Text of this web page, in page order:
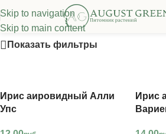
Skip to navigation
Skip to main content
Ирисы других групп
Показать фильтры
Ирис аировидный Алли
Упс
Ирис